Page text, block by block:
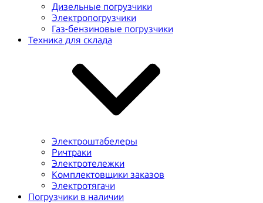
Дизельные погрузчики
Электропогрузчики
Газ-бензиновые погрузчики
Техника для склада
Электроштабелеры
Ричтраки
Электротележки
Комплектовщики заказов
Электротягачи
Погрузчики в наличии